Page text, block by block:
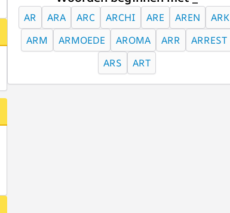
AR ARA ARC ARCHI ARE AREN
ARK
ARM
ARMOEDE AROMA ARR
ARREST
ARS
ART